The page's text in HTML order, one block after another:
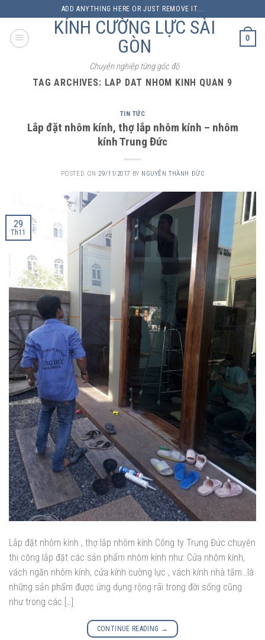
to
content
ADD ANYTHING HERE OR JUST REMOVE IT...
KÍNH CƯỜNG LỰC SÀI
GÒN
Chuyên nghiệp từng góc độ
0
TAG ARCHIVES: LAP DAT NHOM KINH QUAN 9
TIN TỨC
Lắp đặt nhôm kính, thợ lắp nhôm kính – nhôm
kính Trung Đức
POSTED ON 29/11/2017 BY NGUYỄN THÀNH ĐỨC
29
Th11
Lắp đặt nhôm kính , thợ lắp nhôm kính Công ty Trung Đức chuyên
thi công lắp đặt các sản phẩm nhôm kính như: Cửa nhôm kính,
vách ngăn nhôm kính, cửa kính cường lực , vách kính nhà tắm…là
những sản phẩm được ứng dụng rộng rãi trong đời sống cũng
như trong các […]
CONTINUE READING →